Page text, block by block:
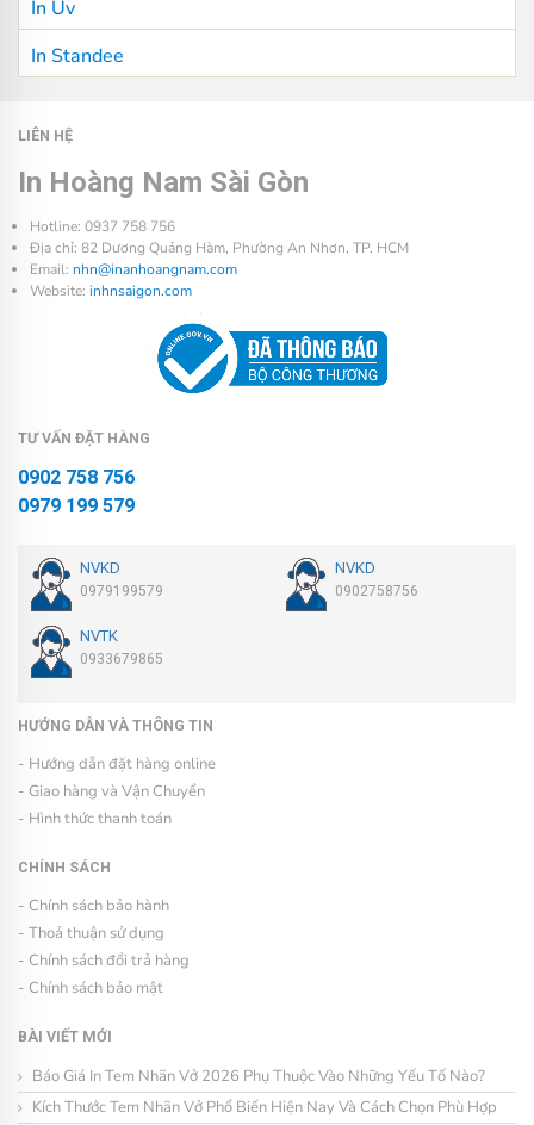
In Uv
In Standee
LIÊN HỆ
In Hoàng Nam Sài Gòn
Hotline: 0937 758 756
Địa chỉ: 82 Dương Quảng Hàm, Phường An Nhơn, TP. HCM
Email: nhn@inanhoangnam.com
Website: inhnsaigon.com
TƯ VẤN ĐẶT HÀNG
0902 758 756
0979 199 579
NVKD
0979199579
NVKD
0902758756
NVTK
0933679865
HƯỚNG DẪN VÀ THÔNG TIN
- Hướng dẫn đặt hàng online
- Giao hàng và Vận Chuyển
- Hình thức thanh toán
CHÍNH SÁCH
- Chính sách bảo hành
- Thoả thuận sử dụng
- Chính sách đổi trả hàng
- Chính sách bảo mật
BÀI VIẾT MỚI
Báo Giá In Tem Nhãn Vở 2026 Phụ Thuộc Vào Những Yếu Tố Nào?
Kích Thước Tem Nhãn Vở Phổ Biến Hiện Nay Và Cách Chọn Phù Hợp